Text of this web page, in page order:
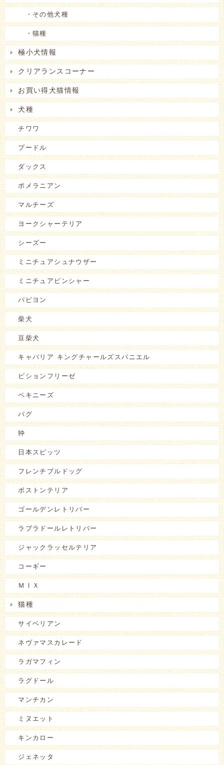
・その他犬種
・猫種
極小犬情報
クリアランスコーナー
お買い得犬猫情報
犬種
チワワ
プードル
ダックス
ポメラニアン
マルチーズ
ヨークシャーテリア
シーズー
ミニチュアシュナウザー
ミニチュアピンシャー
パピヨン
柴犬
豆柴犬
キャバリア キングチャールズスパニエル
ビションフリーゼ
ペキニーズ
パグ
狆
日本スピッツ
フレンチブルドッグ
ボストンテリア
ゴールデンレトリバー
ラブラドールレトリバー
ジャックラッセルテリア
コーギー
ＭＩＸ
猫種
サイベリアン
ネヴァマスカレード
ラガマフィン
ラグドール
マンチカン
ミヌエット
キンカロー
ジェネッタ